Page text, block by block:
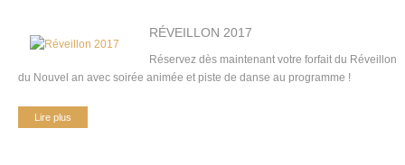
RÉVEILLON 2017
Réservez dès maintenant votre forfait du Réveillon
du Nouvel an avec soirée animée et piste de danse au programme !
Lire plus